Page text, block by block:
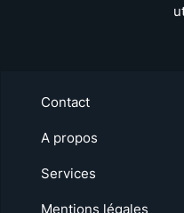
Contact
A propos
Services
Mentions légales